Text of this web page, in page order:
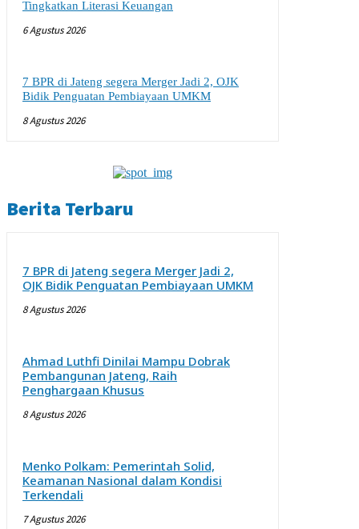
Tingkatkan Literasi Keuangan
6 Agustus 2026
7 BPR di Jateng segera Merger Jadi 2, OJK
Bidik Penguatan Pembiayaan UMKM
8 Agustus 2026
Berita Terbaru
7 BPR di Jateng segera Merger Jadi 2,
OJK Bidik Penguatan Pembiayaan UMKM
8 Agustus 2026
Ahmad Luthfi Dinilai Mampu Dobrak
Pembangunan Jateng, Raih
Penghargaan Khusus
8 Agustus 2026
Menko Polkam: Pemerintah Solid,
Keamanan Nasional dalam Kondisi
Terkendali
7 Agustus 2026